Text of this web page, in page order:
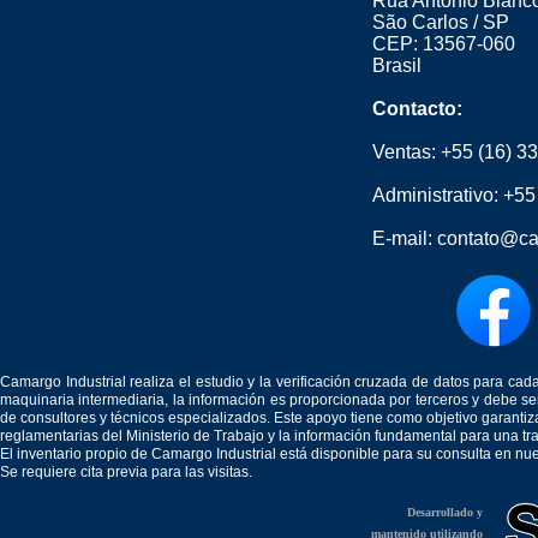
São Carlos / SP
CEP: 13567-060
Brasil
Contacto:
Ventas: +55 (16)
Administrativo:
E-mail:
Camargo Industrial realiza el estudio y la verificación cruzada de datos para
maquinaria intermediaria, la información es proporcionada por terceros y debe
de consultores y técnicos especializados. Este apoyo tiene como objetivo
reglamentarias del Ministerio de Trabajo y la información fundamental para una
El inventario propio de Camargo Industrial está disponible para su consulta en
Se requiere cita previa para las visitas.
Desarrollado y
mantenido utilizando